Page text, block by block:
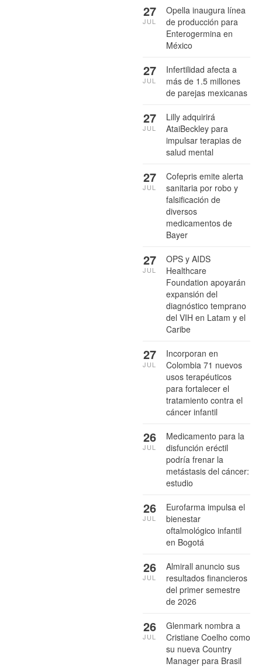
Opella inaugura línea
de producción para
Enterogermina en
México
27
JUL
Infertilidad afecta a
más de 1.5 millones
de parejas mexicanas
27
JUL
Lilly adquirirá
AtaiBeckley para
impulsar terapias de
salud mental
27
JUL
Cofepris emite alerta
sanitaria por robo y
falsificación de
diversos
medicamentos de
Bayer
27
JUL
OPS y AIDS
Healthcare
Foundation apoyarán
expansión del
diagnóstico temprano
del VIH en Latam y el
Caribe
27
JUL
Incorporan en
Colombia 71 nuevos
usos terapéuticos
para fortalecer el
tratamiento contra el
cáncer infantil
27
JUL
Medicamento para la
disfunción eréctil
podría frenar la
metástasis del cáncer:
estudio
26
JUL
Eurofarma impulsa el
bienestar
oftalmológico infantil
en Bogotá
26
JUL
Almirall anuncio sus
resultados financieros
del primer semestre
de 2026
26
JUL
Glenmark nombra a
Cristiane Coelho como
su nueva Country
Manager para Brasil
26
JUL